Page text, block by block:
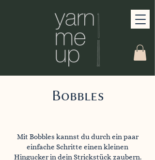
Bobbles
Mit Bobbles kannst du durch ein paar
einfache Schritte einen kleinen
Hingucker in dein Strickstück zaubern.